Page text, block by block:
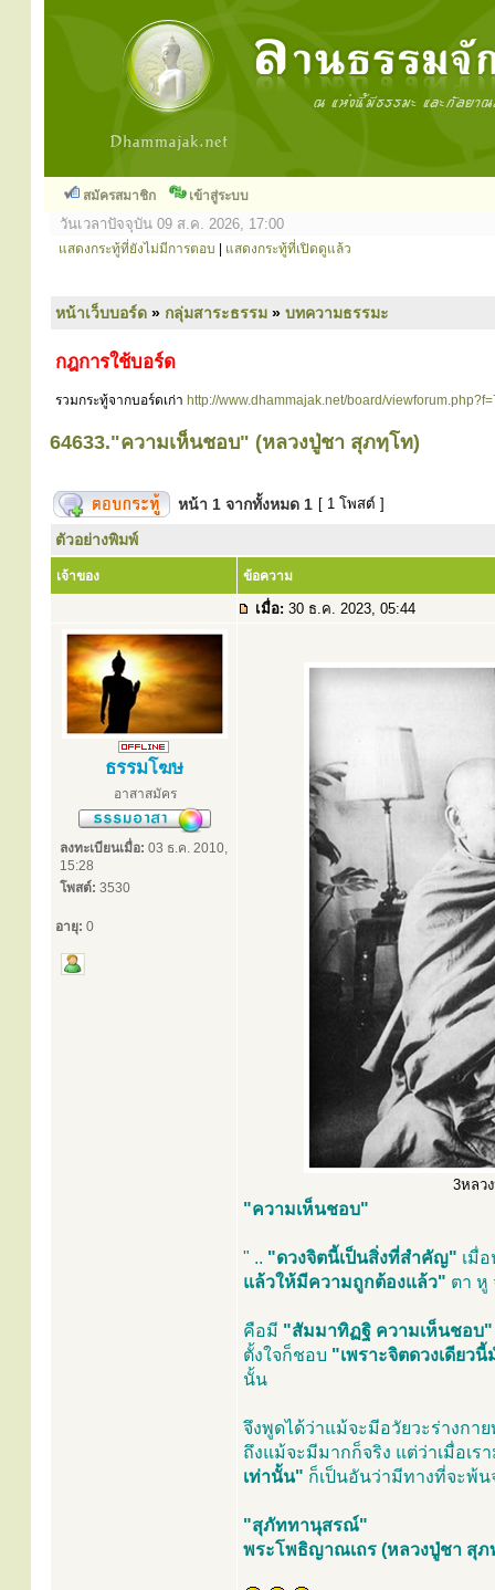
สมัครสมาชิก เข้าสู่ระบบ
วันเวลาปัจจุบัน 09 ส.ค. 2026, 17:00
แสดงกระทู้ที่ยังไม่มีการตอบ แสดงกระทู้ที่เปิดดูแล้ว
หน้าเว็บบอร์ด » กลุ่มสาระธรรม » บทความธรรมะ
กฎการใช้บอร์ด
รวมกระทู้จากบอร์ดเก่า http://www.dhammajak.net/board/
64633."ความเห็นชอบ" (หลวงปู่ชา สุภทฺโท)
หน้า 1 จากทั้งหมด 1 [ 1 โพสต์ ]
ตัวอย่างพิมพ์
เจ้าของ ข้อความ
เมื่อ: 30 ธ.ค. 2023, 05:44
ธรรมโฆษ
อาสาสมัคร
ลงทะเบียนเมื่อ: 03 ธ.ค. 2010,
15:28
โพสต์: 3530
อายุ: 0
3หลว
"ความเห็นชอบ"
" .. "ดวงจิตนี้เป็นสิ่งที่สำคัญ" เมื่
แล้วให้มีความถูกต้องแล้ว" ตา หู
คือมี "สัมมาทิฏฐิ ความเห็นชอบ"
ตั้งใจก็ชอบ "เพราะจิตดวงเดียว
นั้น
จึงพูดได้ว่าแม้จะมีอวัยวะร่างกา
ถึงแม้จะมีมากก็จริง แต่ว่าเมื่อเ
เท่านั้น" ก็เป็นอันว่ามีทางที่จะพ้น
"สุภัททานุสรณ์"
พระโพธิญาณเถร (หลวงปู่ชา สุภ